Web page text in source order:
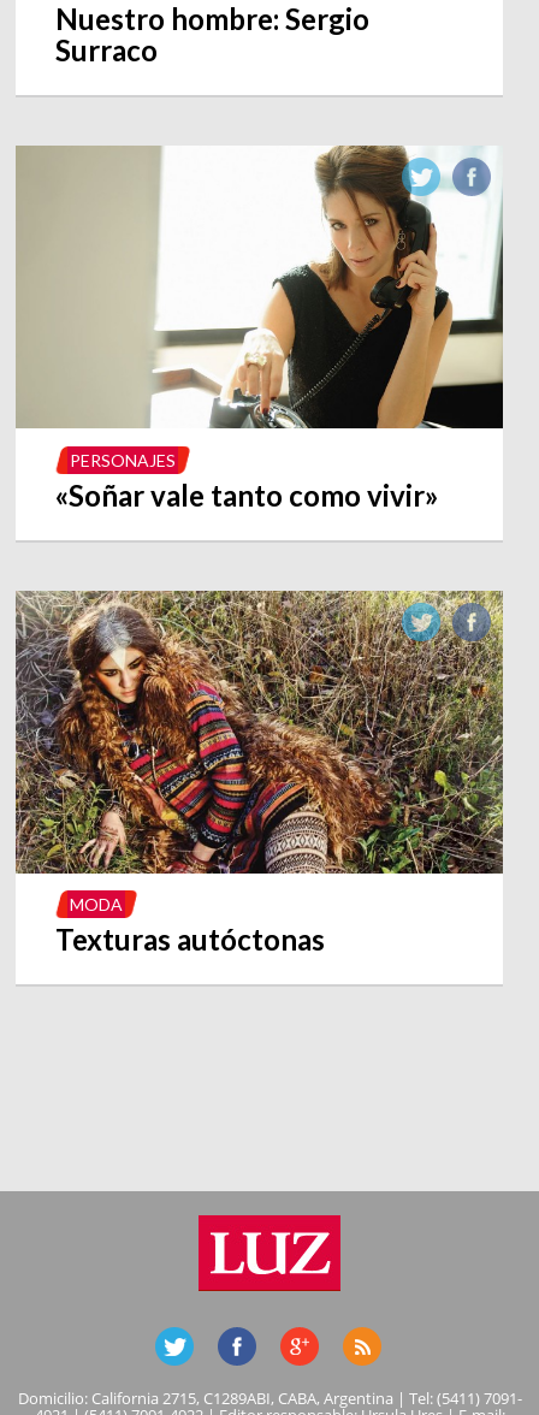
Nuestro hombre: Sergio
Surraco
PERSONAJES
«Soñar vale tanto como vivir»
MODA
Texturas autóctonas
Domicilio: California 2715, C1289ABI, CABA, Argentina | Tel: (5411) 7091-